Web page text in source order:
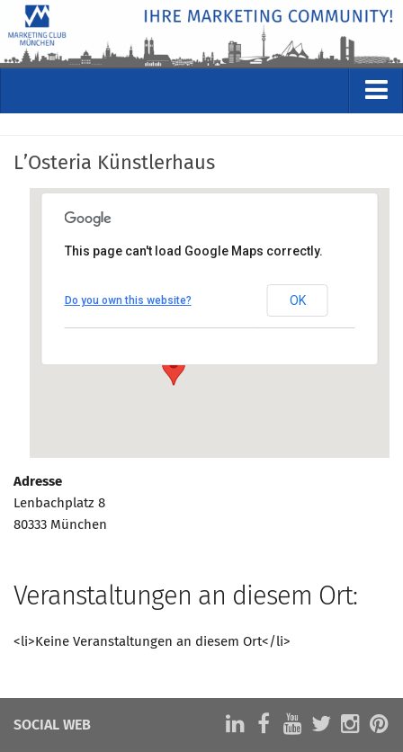
Kommende Veranstaltungen
Rückblicke
Veranstaltungsformate
Münchner Marketingpreis
Mentoring
Bundesverband Marketing Clubs
Marketing Pioniere im BVMC
L’Osteria Künstlerhaus
Lenbachplatz 8, 80333 München
Anfahrt anzeigen
This page can't load Google Maps correctly.
Do you own this website? OK
Adresse
Lenbachplatz 8
80333 München
Veranstaltungen an diesem Ort:
<li>Keine Veranstaltungen an diesem Ort</li>
SOCIAL WEB